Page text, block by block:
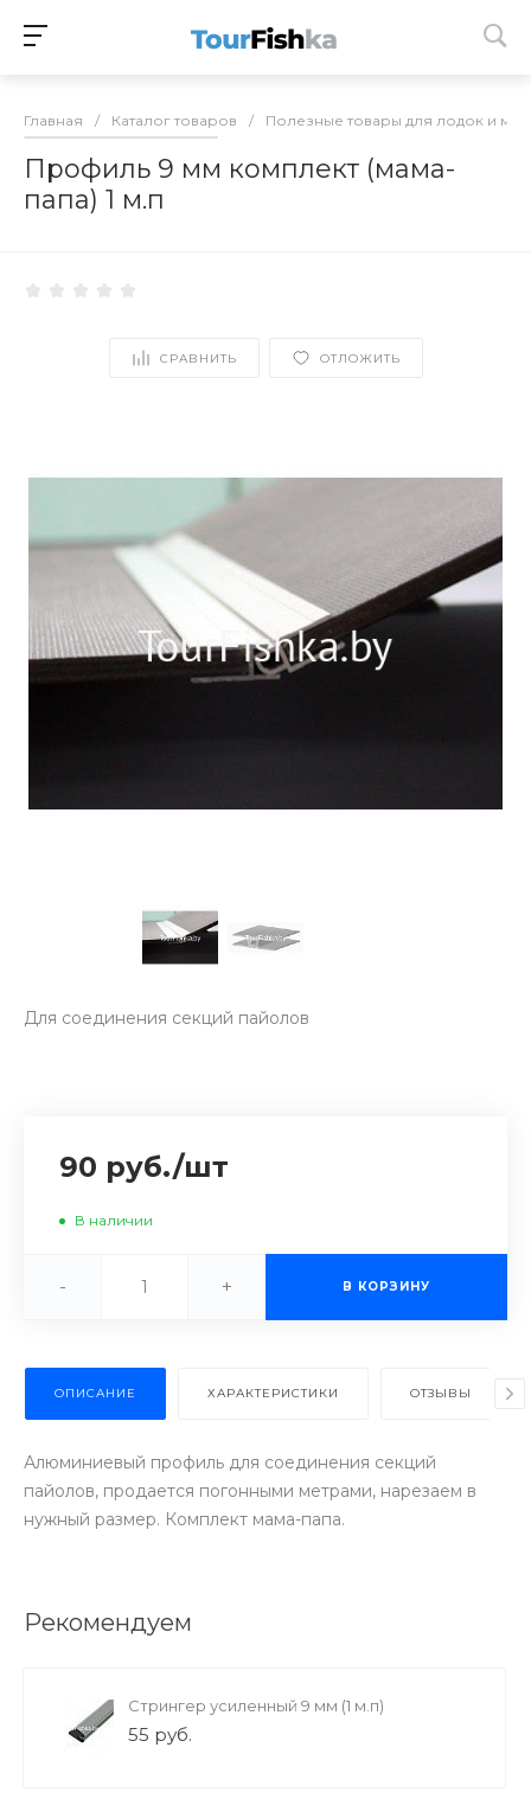
Главная / Каталог товаров / Полезные товары для лодок и
Профиль 9 мм комплект (мама-
папа) 1 м.п
СРАВНИТЬ ОТЛОЖИТЬ
Для соединения секций пайолов
90 руб./шт
В наличии
- + В КОРЗИНУ
ОПИСАНИЕ ХАРАКТЕРИСТИКИ ОТЗЫВЫ
Алюминиевый профиль для соединения секций
пайолов, продается погонными метрами, нарезаем в
нужный размер. Комплект мама-папа.
Рекомендуем
Стрингер усиленный 9 мм (1 м.п)
55 руб.